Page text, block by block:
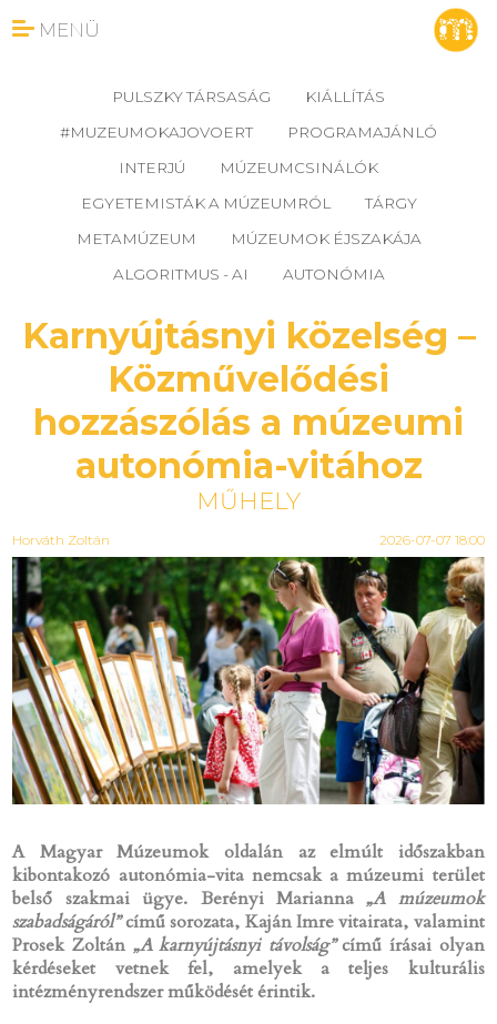
MENÜ
PULSZKY TÁRSASÁG
KIÁLLÍTÁS
#MUZEUMOKAJOVOERT
PROGRAMAJÁNLÓ
INTERJÚ
MÚZEUMCSINÁLÓK
EGYETEMISTÁK A MÚZEUMRÓL
TÁRGY
METAMÚZEUM
MÚZEUMOK ÉJSZAKÁJA
ALGORITMUS - AI
AUTONÓMIA
Karnyújtásnyi közelség –
Közművelődési
hozzászólás a múzeumi
autonómia-vitához
MŰHELY
Horváth Zoltán 2026-07-07 18:00
A Magyar Múzeumok oldalán az elmúlt időszakban
kibontakozó autonómia-vita nemcsak a múzeumi terület
belső szakmai ügye. Berényi Marianna„A múzeumok
szabadságáról”című sorozata, Kaján Imre vitairata, valamint
Prosek Zoltán „A karnyújtásnyi távolság”című írásai olyan
kérdéseket vetnek fel, amelyek a teljes kulturális
intézményrendszer működését érintik.